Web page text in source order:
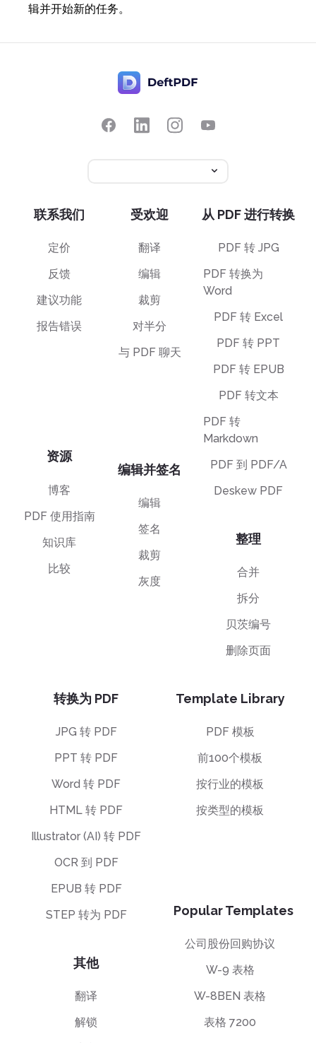
辑并开始新的任务。
联系我们
定价
反馈
建议功能
报告错误
资源
博客
PDF 使用指南
知识库
比较
受欢迎
翻译
编辑
裁剪
对半分
与 PDF 聊天
编辑并签名
编辑
签名
裁剪
灰度
从 PDF 进行转换
PDF 转 JPG
PDF 转换为
Word
PDF 转 Excel
PDF 转 PPT
PDF 转 EPUB
PDF 转文本
PDF 转
Markdown
PDF 到 PDF/A
Deskew PDF
整理
合并
拆分
贝茨编号
删除页面
转换为 PDF
JPG 转 PDF
PPT 转 PDF
Word 转 PDF
HTML 转 PDF
Illustrator (AI) 转 PDF
OCR 到 PDF
EPUB 转 PDF
STEP 转为 PDF
其他
翻译
解锁
Template Library
PDF 模板
前100个模板
按行业的模板
按类型的模板
Popular Templates
公司股份回购协议
W-9 表格
W-8BEN 表格
表格 7200